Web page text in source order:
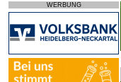
WERBUNG